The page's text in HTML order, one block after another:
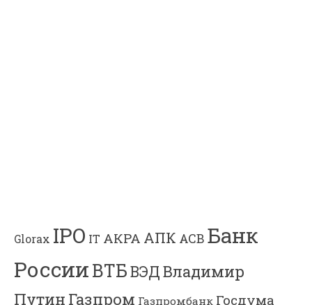
Glorax IPO IT АКРА АПК АСВ Банк
РоссииВТБВЭДВладимир
Путин Газпром Газпромбанк Госдума